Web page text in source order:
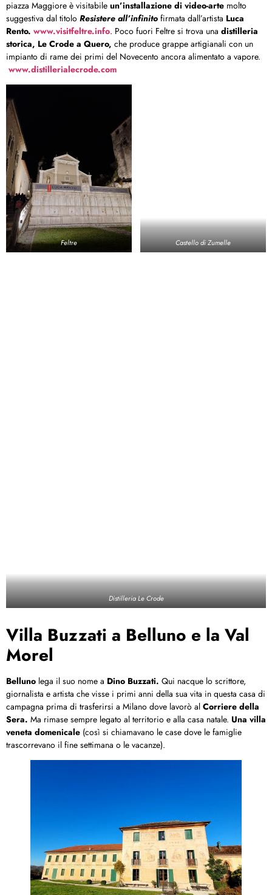
piazza Maggiore è visitabile un’installazione di video-arte molto
suggestiva dal titolo Resistere all’infinito firmata dall’artista Luca
Rento. www.visitfeltre.info. Poco fuori Feltre si trova una distilleria
storica, Le Crode a Quero, che produce grappe artigianali con un
impianto di rame dei primi del Novecento ancora alimentato a vapore.
www.distillerialecrode.com
Feltre Castello di Zumelle
Distilleria Le Crode
Villa Buzzati a Belluno e la Val
Morel
Belluno lega il suo nome a Dino Buzzati. Qui nacque lo scrittore,
giornalista e artista che visse i primi anni della sua vita in questa casa di
campagna prima di trasferirsi a Milano dove lavorò al Corriere della
Sera. Ma rimase sempre legato al territorio e alla casa natale. Una villa
veneta domenicale (così si chiamavano le case dove le famiglie
trascorrevano il fine settimana o le vacanze).